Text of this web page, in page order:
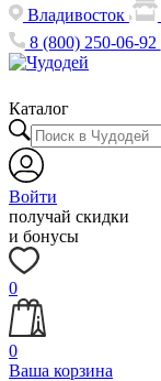
Владивосток
8 (800) 250-06-92
Каталог
Войти
получай скидки
и бонусы
0
0
Ваша корзина